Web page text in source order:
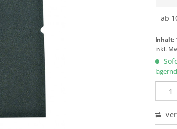
ab
Inhalt:
inkl.
lagernd